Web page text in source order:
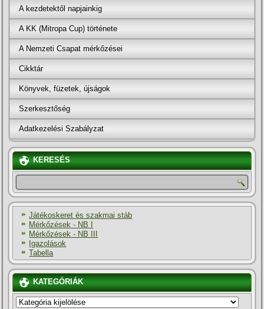
A kezdetektől napjainkig
A KK (Mitropa Cup) története
A Nemzeti Csapat mérkőzései
Cikktár
Könyvek, füzetek, újságok
Szerkesztőség
Adatkezelési Szabályzat
KERESÉS
Játékoskeret és szakmai stáb
Mérkőzések - NB I
Mérkőzések - NB III
Igazolások
Tabella
KATEGÓRIÁK
KATEGÓRIÁK